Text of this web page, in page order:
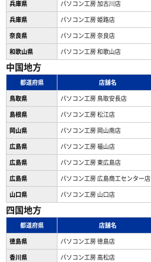
兵庫県
パソコン工房 加古川店
兵庫県
パソコン工房 姫路店
奈良県
パソコン工房 奈良店
和歌山県
パソコン工房 和歌山店
中国地方
都道府県 店舗名
鳥取県
パソコン工房 鳥取安長店
島根県
パソコン工房 松江店
岡山県
パソコン工房 岡山南店
広島県
パソコン工房 福山店
広島県
パソコン工房 東広島店
広島県
パソコン工房 広島商工センター店
山口県
パソコン工房 山口店
四国地方
都道府県 店舗名
徳島県
パソコン工房 徳島店
香川県
パソコン工房 高松店